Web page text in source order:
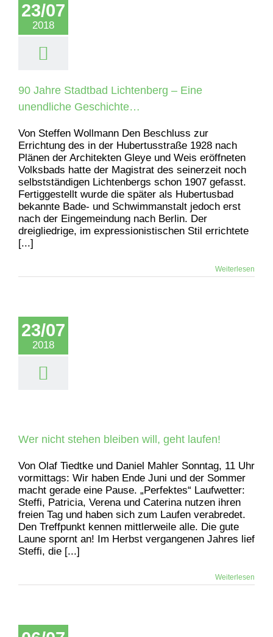
23/07
2018
90 Jahre Stadtbad Lichtenberg – Eine
unendliche Geschichte…
Von Steffen Wollmann Den Beschluss zur
Errichtung des in der Hubertusstraße 1928 nach
Plänen der Architekten Gleye und Weis eröffneten
Volksbads hatte der Magistrat des seinerzeit noch
selbstständigen Lichtenbergs schon 1907 gefasst.
Fertiggestellt wurde die später als Hubertusbad
bekannte Bade- und Schwimmanstalt jedoch erst
nach der Eingemeindung nach Berlin. Der
dreigliedrige, im expressionistischen Stil errichtete
[...]
Weiterlesen
23/07
2018
Wer nicht stehen bleiben will, geht laufen!
Von Olaf Tiedtke und Daniel Mahler Sonntag, 11 Uhr
vormittags: Wir haben Ende Juni und der Sommer
macht gerade eine Pause. „Perfektes“ Laufwetter:
Steffi, Patricia, Verena und Caterina nutzen ihren
freien Tag und haben sich zum Laufen verabredet.
Den Treffpunkt kennen mittlerweile alle. Die gute
Laune spornt an! Im Herbst vergangenen Jahres lief
Steffi, die [...]
Weiterlesen